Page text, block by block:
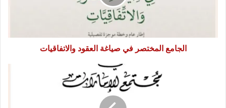
الجامع المختصر في صياغة العقود والاتفاقيات